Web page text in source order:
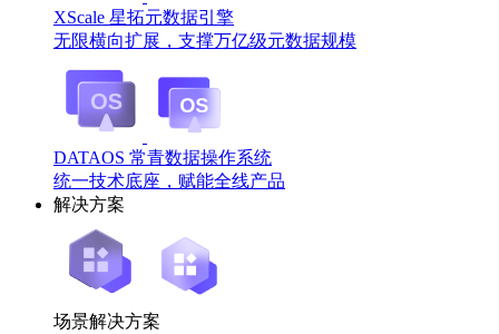
XScale 星拓元数据引擎
无限横向扩展，支撑万亿级元数据规模
DATAOS 常青数据操作系统
统一技术底座，赋能全线产品
解决方案
场景解决方案